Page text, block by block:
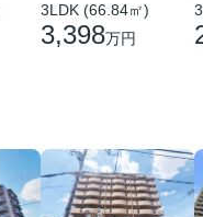
3LDK (66.84㎡)
3,398万円